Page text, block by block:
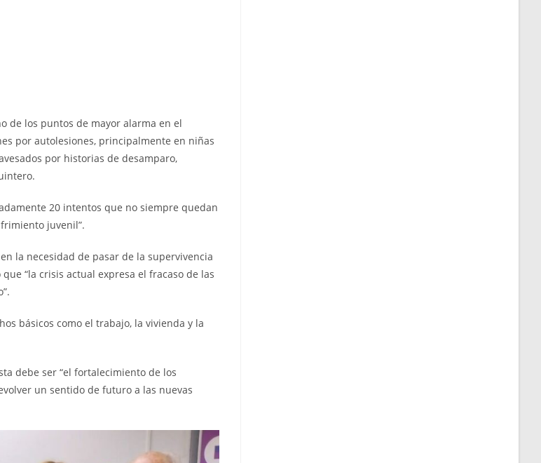
de los puntos de mayor alarma en el
por autolesiones, principalmente en niñas
por historias de desamparo,
20 intentos que no siempre quedan
juvenil”.
la necesidad de pasar de la supervivencia
“la crisis actual expresa el fracaso de las
básicos como el trabajo, la vivienda y la
debe ser “el fortalecimiento de los
un sentido de futuro a las nuevas